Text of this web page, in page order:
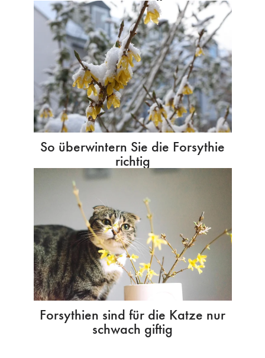
So überwintern Sie die Forsythie
richtig
Forsythien sind für die Katze nur
schwach giftig